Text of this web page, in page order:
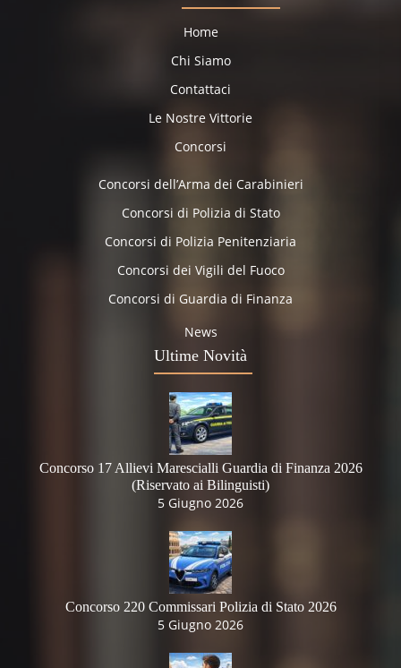
Home
Chi Siamo
Contattaci
Le Nostre Vittorie
Concorsi
Concorsi dell’Arma dei Carabinieri
Concorsi di Polizia di Stato
Concorsi di Polizia Penitenziaria
Concorsi dei Vigili del Fuoco
Concorsi di Guardia di Finanza
News
Ultime Novità
Concorso 17 Allievi Marescialli Guardia di Finanza 2026
(Riservato ai Bilinguisti)
5 Giugno 2026
Concorso 220 Commissari Polizia di Stato 2026
5 Giugno 2026